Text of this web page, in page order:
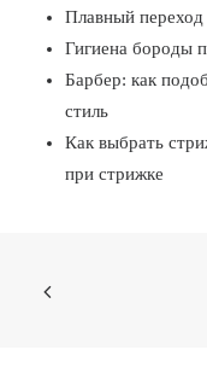
Плавный
Гигиена бороды
Барбер: как
стиль
Как выбрать
при стрижке